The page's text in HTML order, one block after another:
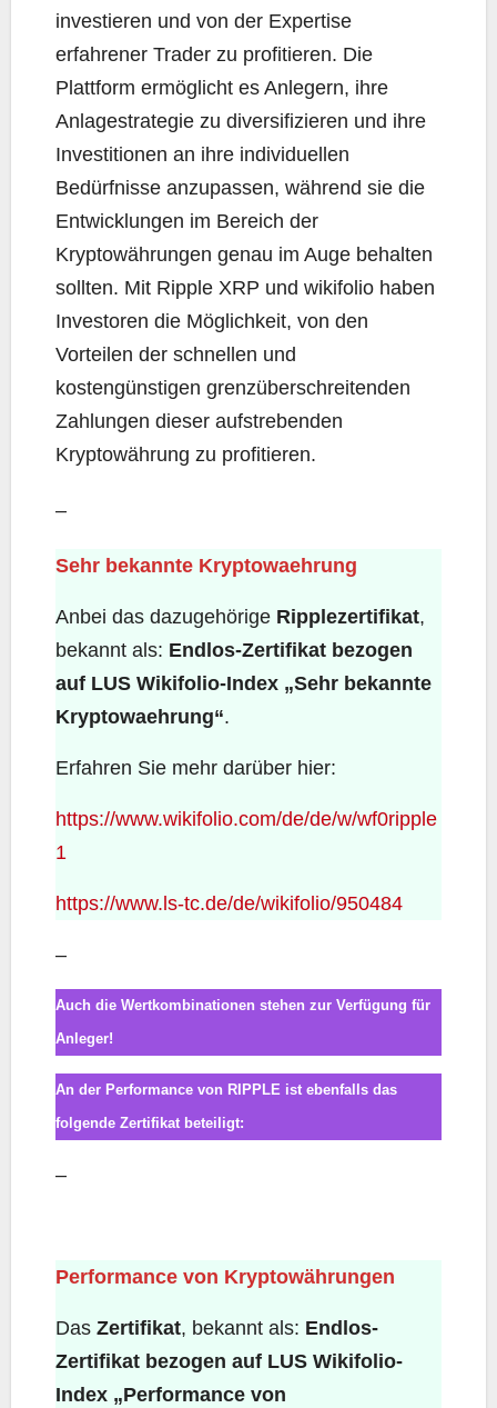
investieren und von der Expertise
erfahrener Trader zu profitieren. Die
Plattform ermöglicht es Anlegern, ihre
Anlagestrategie zu diversifizieren und ihre
Investitionen an ihre individuellen
Bedürfnisse anzupassen, während sie die
Entwicklungen im Bereich der
Kryptowährungen genau im Auge behalten
sollten. Mit Ripple XRP und wikifolio haben
Investoren die Möglichkeit, von den
Vorteilen der schnellen und
kostengünstigen grenzüberschreitenden
Zahlungen dieser aufstrebenden
Kryptowährung zu profitieren.
–
Sehr bekannte Kryptowaehrung
Anbei das dazugehörige Ripplezertifikat,
bekannt als: Endlos-Zertifikat bezogen
auf LUS Wikifolio-Index „Sehr bekannte
Kryptowaehrung“.
Erfahren Sie mehr darüber hier:
https://www.wikifolio.com/de/de/w/wf0ripple
1
https://www.ls-tc.de/de/wikifolio/950484
–
Auch die Wertkombinationen stehen zur Verfügung für
Anleger!
An der Performance von RIPPLE ist ebenfalls das
folgende Zertifikat beteiligt:
–
Performance von Kryptowährungen
Das Zertifikat, bekannt als: Endlos-
Zertifikat bezogen auf LUS Wikifolio-
Index „Performance von